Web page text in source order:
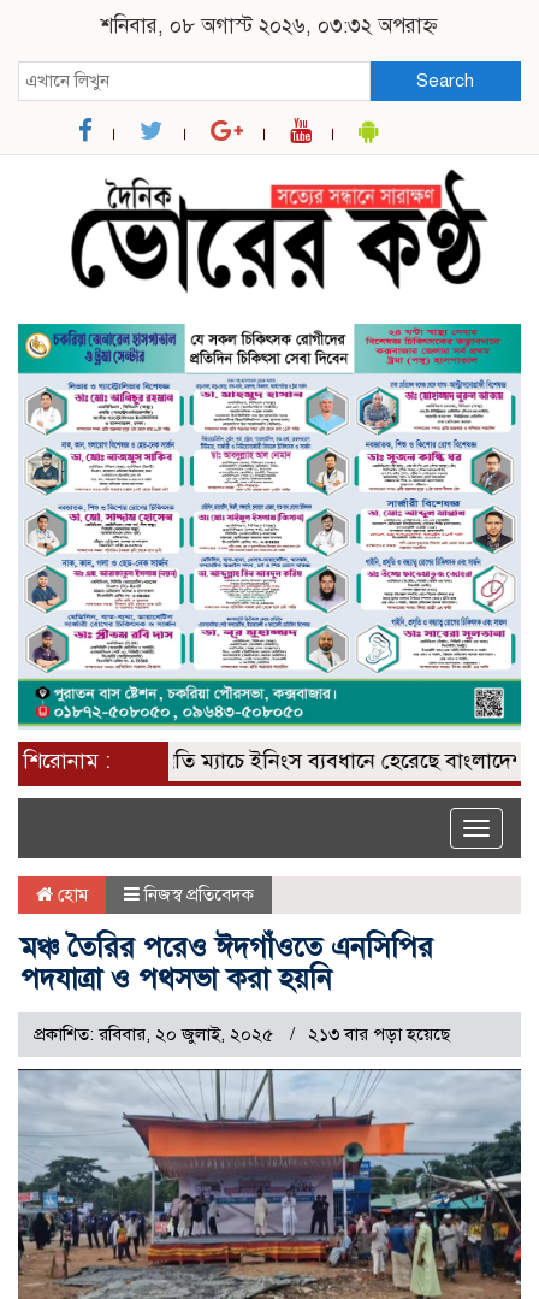
শনিবার, ০৮ অগাস্ট ২০২৬, ০৩:৩২ অপরাহ্ন
Search
শিরোনাম :প্রস্তুতি ম্যাচে ইনিংস ব্যবধানে হেরেছে বাংলাদেশ
Toggle
হোম নিজস্ব প্রতিবেদক
মঞ্চ তৈরির পরেও ঈদগাঁওতে এনসিপির
পদযাত্রা ও পথসভা করা হয়নি
প্রকাশিত: রবিবার, ২০ জুলাই, ২০২৫ ২১৩ বার পড়া হয়েছে